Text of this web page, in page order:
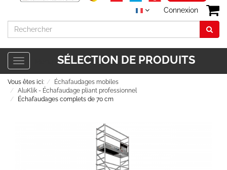
Connexion
Rechercher
Toggle
navigation
SÉLECTION DE PRODUITS
Vous êtes ici:
Échafaudages mobiles
AluKlik - Échafaudage pliant professionnel
Échafaudages complets de 70 cm